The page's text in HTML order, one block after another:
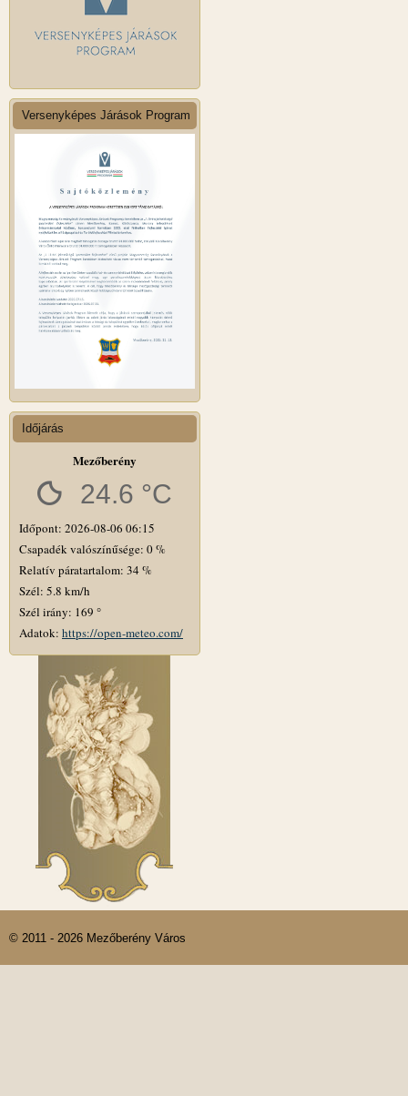
Versenyképes Járások Program
Időjárás
Mezőberény
24.6 °C
Időpont: 2026-08-06 06:15
Csapadék valószínűsége: 0 %
Relatív páratartalom: 34 %
Szél: 5.8 km/h
Szél irány: 169 °
Adatok: https://open-meteo.com/
© 2011 - 2026 Mezőberény Város